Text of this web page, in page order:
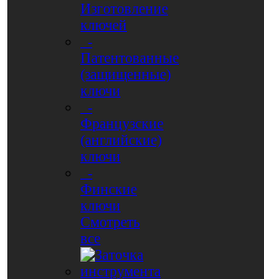
Изготовление
ключей
-
Патентованные
(защищенные)
ключи
-
Французские
(английские)
ключи
-
Финские
ключи
Смотреть
все